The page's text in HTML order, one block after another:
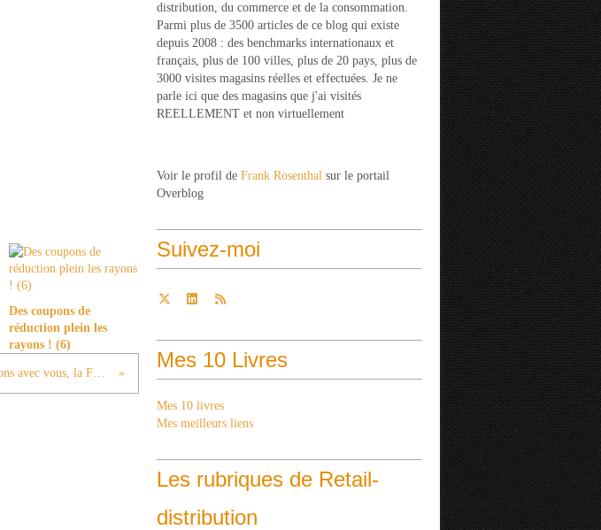
Des coupons de
réduction plein les
rayons ! (6)
Vous changez, nous changeons avec vous, la FCD innove
distribution, du commerce et de la consommation.
Parmi plus de 3500 articles de ce blog qui existe
depuis 2008 : des benchmarks internationaux et
français, plus de 100 villes, plus de 20 pays, plus de
3000 visites magasins réelles et effectuées. Je ne
parle ici que des magasins que j'ai visités
REELLEMENT et non virtuellement
Voir le profil de Frank Rosenthal sur le portail
Overblog
Suivez-moi
Mes 10 Livres
Mes 10 livres
Mes meilleurs liens
Les rubriques de Retail-
distribution